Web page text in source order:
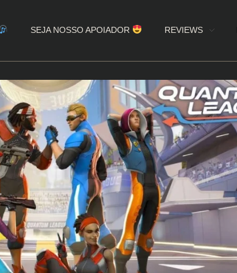
SEJA NOSSO APOIADOR REVIEWS